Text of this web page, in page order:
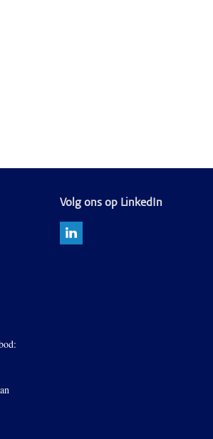
Volg ons op LinkedIn